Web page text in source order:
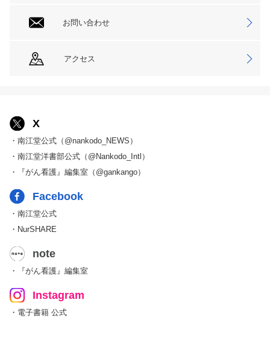
お問い合わせ
アクセス
X
・南江堂公式（@nankodo_NEWS）
・南江堂洋書部公式（@Nankodo_Intl）
・『がん看護』編集室（@gankango）
Facebook
・南江堂公式
・NurSHARE
note
・『がん看護』編集室
Instagram
・電子書籍 公式